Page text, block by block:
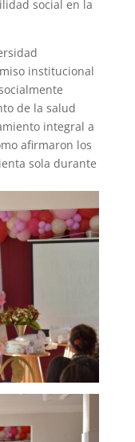
social en la
institucional
de la salud
integral a
afirmaron los
sola durante